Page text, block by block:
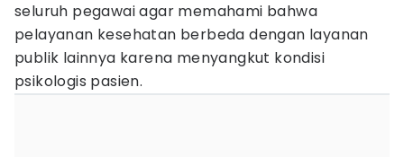
seluruh pegawai agar memahami bahwa
pelayanan kesehatan berbeda dengan layanan
publik lainnya karena menyangkut kondisi
psikologis pasien.